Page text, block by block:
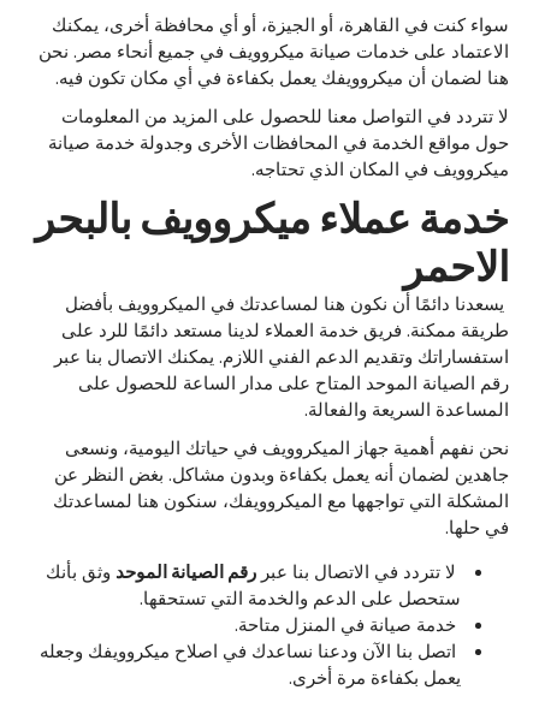
سواء كنت في القاهرة، أو الجيزة، أو أي محافظة أخرى، يمكنك
الاعتماد على خدمات صيانة ميكروويف في جميع أنحاء مصر. نحن
هنا لضمان أن ميكروويفك يعمل بكفاءة في أي مكان تكون فيه.
لا تتردد في التواصل معنا للحصول على المزيد من المعلومات
حول مواقع الخدمة في المحافظات الأخرى وجدولة خدمة صيانة
ميكروويف في المكان الذي تحتاجه.
خدمة عملاء ميكروويف بالبحر
الاحمر
يسعدنا دائمًا أن نكون هنا لمساعدتك في الميكروويف بأفضل
طريقة ممكنة. فريق خدمة العملاء لدينا مستعد دائمًا للرد على
استفساراتك وتقديم الدعم الفني اللازم. يمكنك الاتصال بنا عبر
رقم الصيانة الموحد المتاح على مدار الساعة للحصول على
المساعدة السريعة والفعالة.
نحن نفهم أهمية جهاز الميكروويف في حياتك اليومية، ونسعى
جاهدين لضمان أنه يعمل بكفاءة وبدون مشاكل. بغض النظر عن
المشكلة التي تواجهها مع الميكروويفك، سنكون هنا لمساعدتك
في حلها.
لا تتردد في الاتصال بنا عبر رقم الصيانة الموحد وثق بأنك
ستحصل على الدعم والخدمة التي تستحقها.
خدمة صيانة في المنزل متاحة.
اتصل بنا الآن ودعنا نساعدك في اصلاح ميكروويفك وجعله
يعمل بكفاءة مرة أخرى.